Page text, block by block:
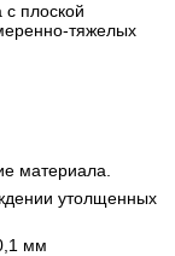
плоской
тяжелых
материала.
утолщенных
мм